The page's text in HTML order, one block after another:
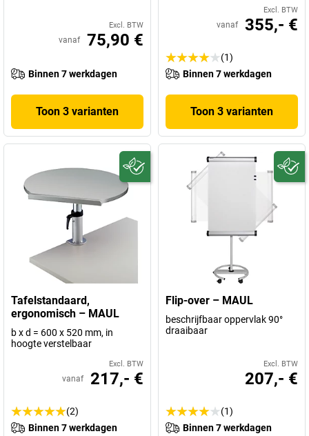
Excl. BTW
vanaf 75,90 €
Binnen 7 werkdagen
Toon 3 varianten
Excl. BTW
vanaf 355,- €
(1)
Binnen 7 werkdagen
Toon 3 varianten
Tafelstandaard,
ergonomisch – MAUL
b x d = 600 x 520 mm, in
hoogte verstelbaar
Excl. BTW
vanaf 217,- €
(2)
Binnen 7 werkdagen
Flip-over – MAUL
beschrijfbaar oppervlak 90°
draaibaar
Excl. BTW
207,- €
(1)
Binnen 7 werkdagen